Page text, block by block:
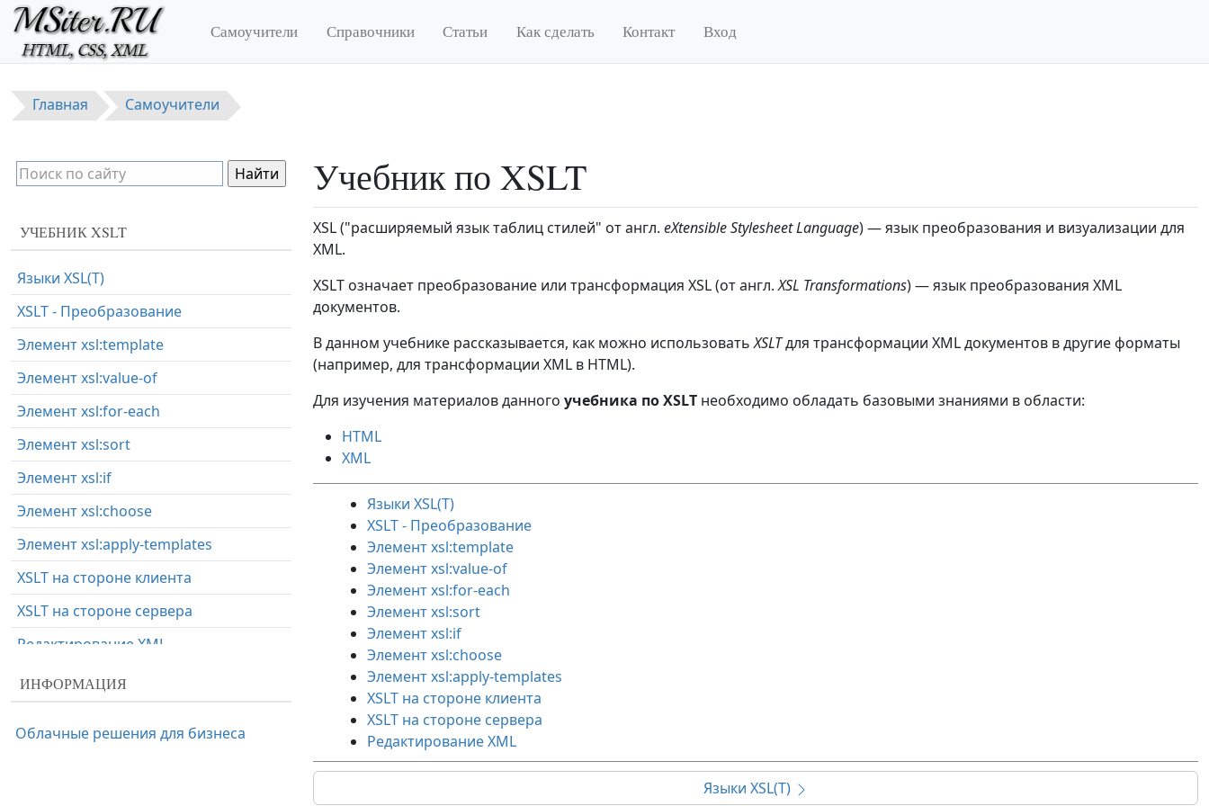
Перейти к основному содержанию
Самоучители Справочники Статьи Как сделать Контакт Вход
Главная Самоучители
Учебник по XSLT
XSL ("расширяемый язык таблиц стилей" от англ. eXtensible Stylesheet Language) — язык преобразования и визуализации для
XML.
XSLT означает преобразование или трансформация XSL (от англ.XSL Transformations) — язык преобразования XML
документов.
В данном учебнике рассказывается, как можно использоватьXSLTдля трансформации XML документов в другие форматы
(например, для трансформации XML в HTML).
Для изучения материалов данного учебника по XSLT необходимо обладать базовыми знаниями в области:
HTML
XML
Языки XSL(T)
XSLT - Преобразование
Элемент xsl:template
Элемент xsl:value-of
Элемент xsl:for-each
Элемент xsl:sort
Элемент xsl:if
Элемент xsl:choose
Элемент xsl:apply-templates
XSLT на стороне клиента
XSLT на стороне сервера
Редактирование XML
Языки XSL(T)
УЧЕБНИК XSLT
Языки XSL(T)
XSLT - Преобразование
Элемент xsl:template
Элемент xsl:value-of
Элемент xsl:for-each
Элемент xsl:sort
Элемент xsl:if
Элемент xsl:choose
Элемент xsl:apply-templates
XSLT на стороне клиента
XSLT на стороне сервера
Редактирование XML
ИНФОРМАЦИЯ
Облачные решения для бизнеса